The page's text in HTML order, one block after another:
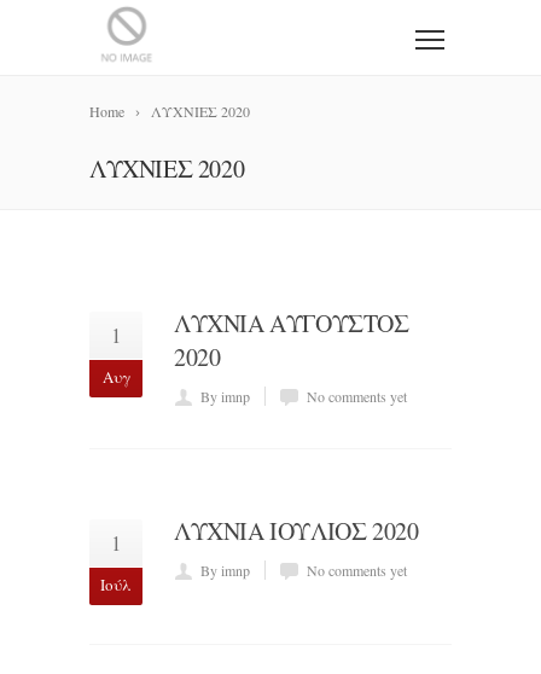
Home ΛΥΧΝΙΕΣ 2020
ΛΥΧΝΙΕΣ 2020
1
Αυγ
ΛΥΧΝΙΑ ΑΥΓΟΥΣΤΟΣ
2020
By imnp No comments yet
1
Ιούλ
ΛΥΧΝΙΑ ΙΟΥΛΙΟΣ 2020
By imnp No comments yet